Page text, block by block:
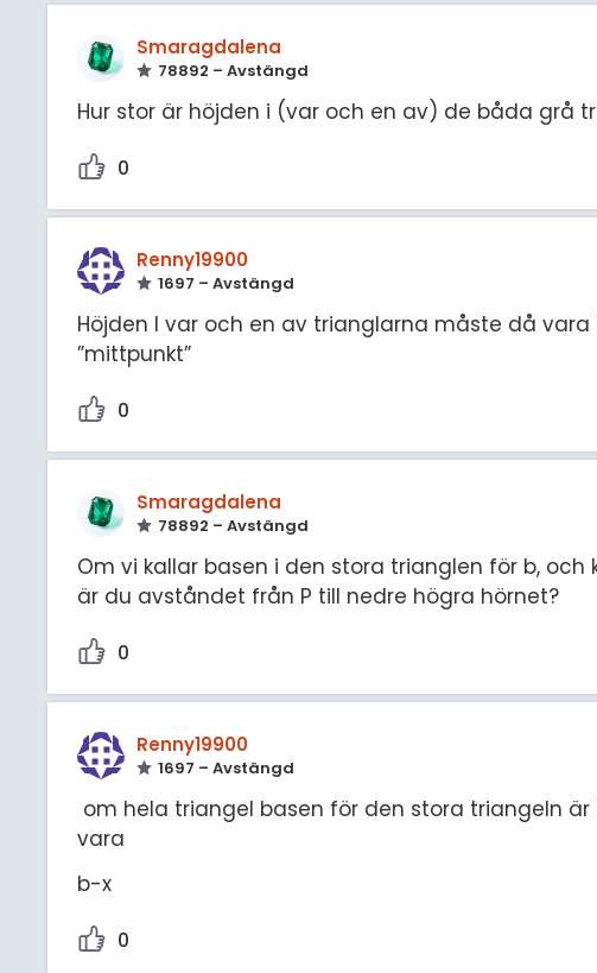
Smaragdalena
78892 – Avstängd
Hur stor är höjden i (var och en av) de båda grå
0
Renny19900
1697 – Avstängd
Höjden I var och en av trianglarna måste då
”mittpunkt”
0
Smaragdalena
78892 – Avstängd
Om vi kallar basen i den stora trianglen för b,
är du avståndet från P till nedre högra hörnet?
0
Renny19900
1697 – Avstängd
om hela triangel basen för den stora triangeln
vara
b-x
0